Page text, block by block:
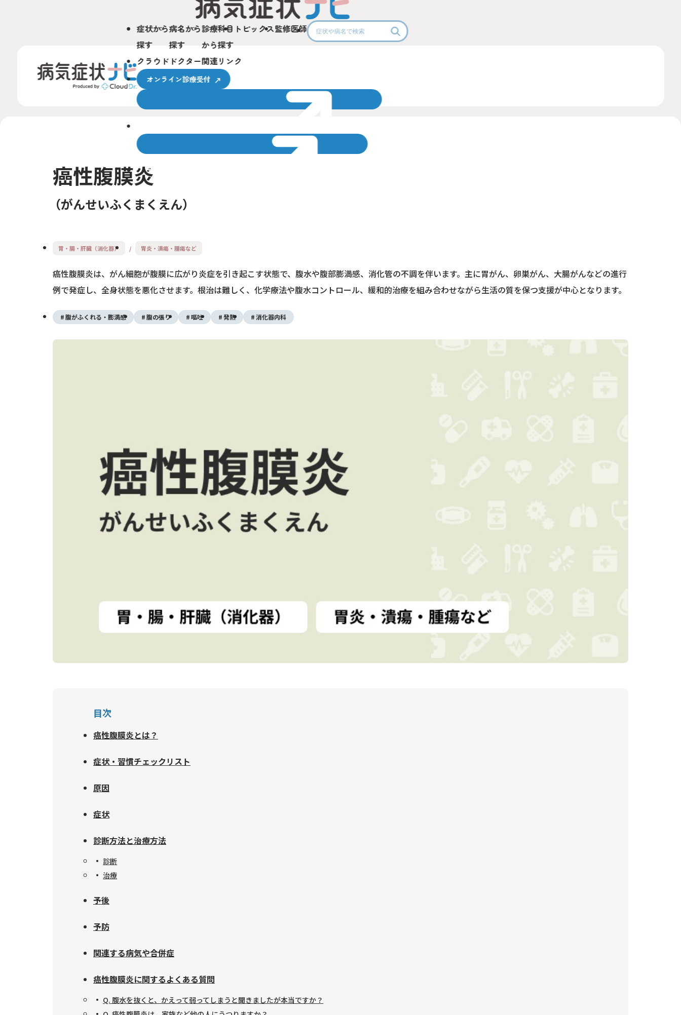
症状から
探す
病名から
探す
診療科目
から探す
トピックス監修医師
クラウドドクター関連リンク
オンライン診療受付
サービスの使い方
癌性腹膜炎
がんせいふくまくえん
胃・腸・肝臓（消化器） 胃炎・潰瘍・腫瘍など
癌性腹膜炎は、がん細胞が腹膜に広がり炎症を引き起こす状態で、腹水や腹部膨満感、消化管の不調を伴います。主に胃がん、卵巣がん、大腸がんなどの進行
例で発症し、全身状態を悪化させます。根治は難しく、化学療法や腹水コントロール、緩和的治療を組み合わせながら生活の質を保つ支援が中心となります。
腹がふくれる・膨満感 腹の張り 嘔吐 発熱 消化器内科
目次
癌性腹膜炎とは？
症状・習慣チェックリスト
原因
症状
診断方法と治療方法
診断
治療
予後
予防
関連する病気や合併症
癌性腹膜炎に関するよくある質問
Q. 腹水を抜くと、かえって弱ってしまうと聞きましたが本当ですか？